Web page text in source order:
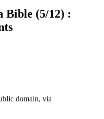
Bible (5/12) :
domain, via